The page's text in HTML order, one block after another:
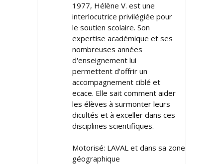
1977, Hélène V. est une
interlocutrice privilégiée pour
le soutien scolaire. Son
expertise académique et ses
nombreuses années
d'enseignement lui
permettent d'offrir un
accompagnement ciblé et
efficace. Elle sait comment aider
les élèves à surmonter leurs
difficultés et à exceller dans ces
disciplines scientifiques.
Motorisé: LAVAL et dans sa zone
géographique